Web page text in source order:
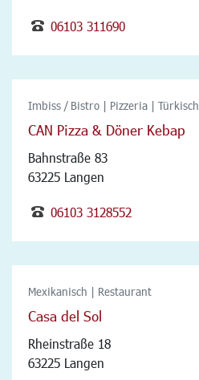
06103 311690
Imbiss / Bistro | Pizzeria | Türkisch
CAN Pizza & Döner Kebap
Bahnstraße 83
63225 Langen
06103 3128552
Mexikanisch | Restaurant
Casa del Sol
Rheinstraße 18
63225 Langen